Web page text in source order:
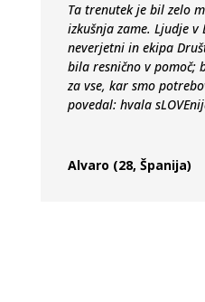
Ta trenutek je bil zelo
izkušnja zame. Ljudje
neverjetni in ekipa
bila resnično v pomoč;
za vse, kar smo
povedal: hvala
Alvaro (28, Španija)